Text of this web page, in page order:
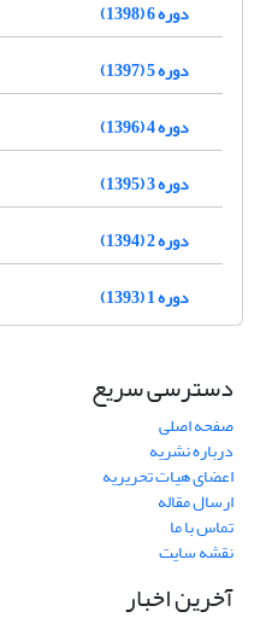
دوره 6 (1398)
دوره 5 (1397)
دوره 4 (1396)
دوره 3 (1395)
دوره 2 (1394)
دوره 1 (1393)
دسترسی سریع
صفحه اصلی
درباره نشریه
اعضای هیات تحریریه
ارسال مقاله
تماس با ما
نقشه سایت
آخرین اخبار